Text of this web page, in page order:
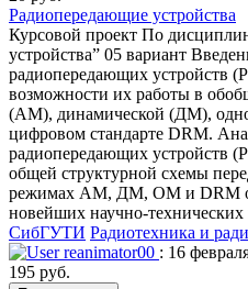
Радиопередающие устройства
Курсовой проект По
устройства” 05 вариант
радиопередающих устройств
возможности их работы в
(АМ), динамической (ДМ),
цифровом стандарте DRM.
радиопередающих устройств
общей структурной схемы
режимах АМ, ДМ, ОМ и DRM
новейших научно-технических
СибГУТИ Радиотехника и
reanimator00 : 16
195 руб.